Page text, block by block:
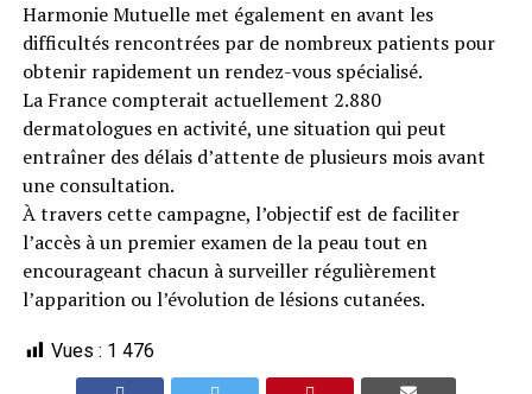
Harmonie Mutuelle met également en avant les
difficultés rencontrées par de nombreux patients pour
obtenir rapidement un rendez-vous spécialisé.
La France compterait actuellement 2.880
dermatologues en activité, une situation qui peut
entraîner des délais d’attente de plusieurs mois avant
une consultation.
À travers cette campagne, l’objectif est de faciliter
l’accès à un premier examen de la peau tout en
encourageant chacun à surveiller régulièrement
l’apparition ou l’évolution de lésions cutanées.
Vues : 1 476